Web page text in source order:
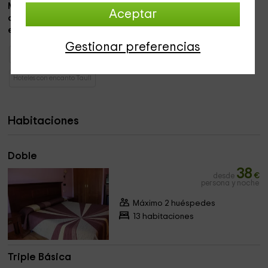
Aceptar
Gestionar preferencias
María
disfruten
instalaciones nuevas
entorno insuperable
Hoteles con encanto Cataluña Hoteles con encanto Lleida
Hoteles con encanto Taull
Habitaciones
Doble
desde 38 €
persona y noche
Máximo 2 huéspedes
13 habitaciones
Triple Básica